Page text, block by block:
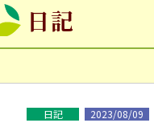
日記
日記 2023/08/09